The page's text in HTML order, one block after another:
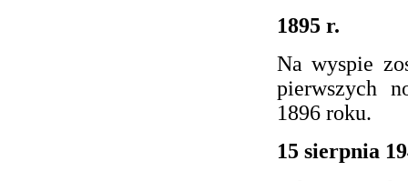
1895 r.
Na wyspie
pierwszych
1896 roku.
15 sierpnia